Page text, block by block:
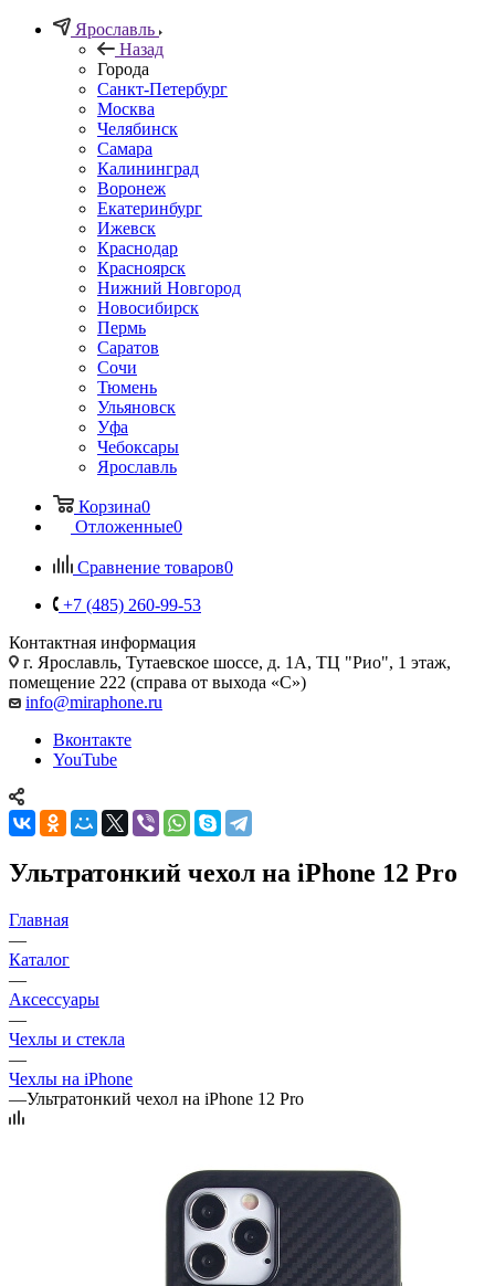
Ярославль
Назад
Города
Санкт-Петербург
Москва
Челябинск
Самара
Калининград
Воронеж
Екатеринбург
Ижевск
Краснодар
Красноярск
Нижний Новгород
Новосибирск
Пермь
Саратов
Сочи
Тюмень
Ульяновск
Уфа
Чебоксары
Ярославль
Корзина0
Отложенные0
Сравнение товаров0
+7 (485) 260-99-53
Контактная информация
г. Ярославль, Тутаевское шоссе, д. 1А, ТЦ "Рио", 1 этаж,
помещение 222 (справа от выхода «С»)
info@miraphone.ru
Вконтакте
YouTube
Ультратонкий чехол на iPhone 12 Pro
Главная
—
Каталог
—
Аксессуары
—
Чехлы и стекла
—
Чехлы на iPhone
—Ультратонкий чехол на iPhone 12 Pro